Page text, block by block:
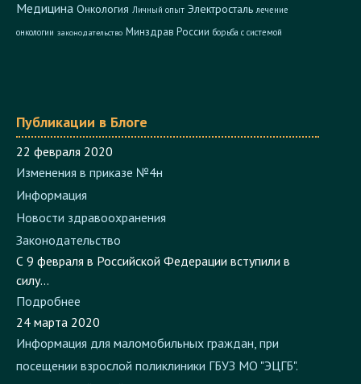
онкологии законодательство Минздрав России борьба с системой
22 февраля 2020
Изменения в приказе №4н
Информация
Новости здравоохранения
Законодательство
С 9 февраля в Российской Федерации вступили в
силу...
Подробнее
24 марта 2020
Информация для маломобильных граждан, при
посещении взрослой поликлиники ГБУЗ МО "ЭЦГБ".
Алгоритм действий.